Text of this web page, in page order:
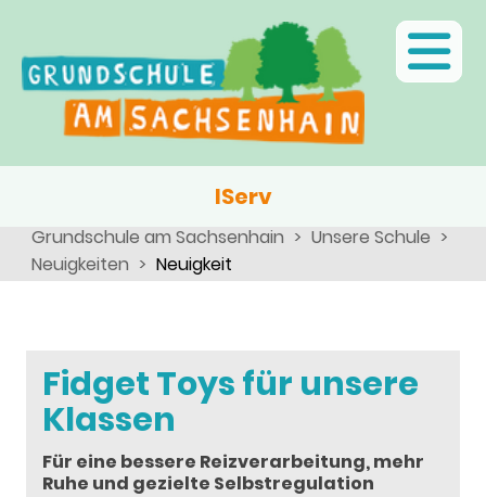
IServ
Grundschule am Sachsenhain
Unsere Schule
Neuigkeiten
Neuigkeit
Fidget Toys für unsere
Klassen
Für eine bessere Reizverarbeitung, mehr
Ruhe und gezielte Selbstregulation
Kinder
Eltern
Schulsozialarbeit
Schulseelsorge
Angebote, Projekte, Aktionen, Arbeitsgemeinschaften